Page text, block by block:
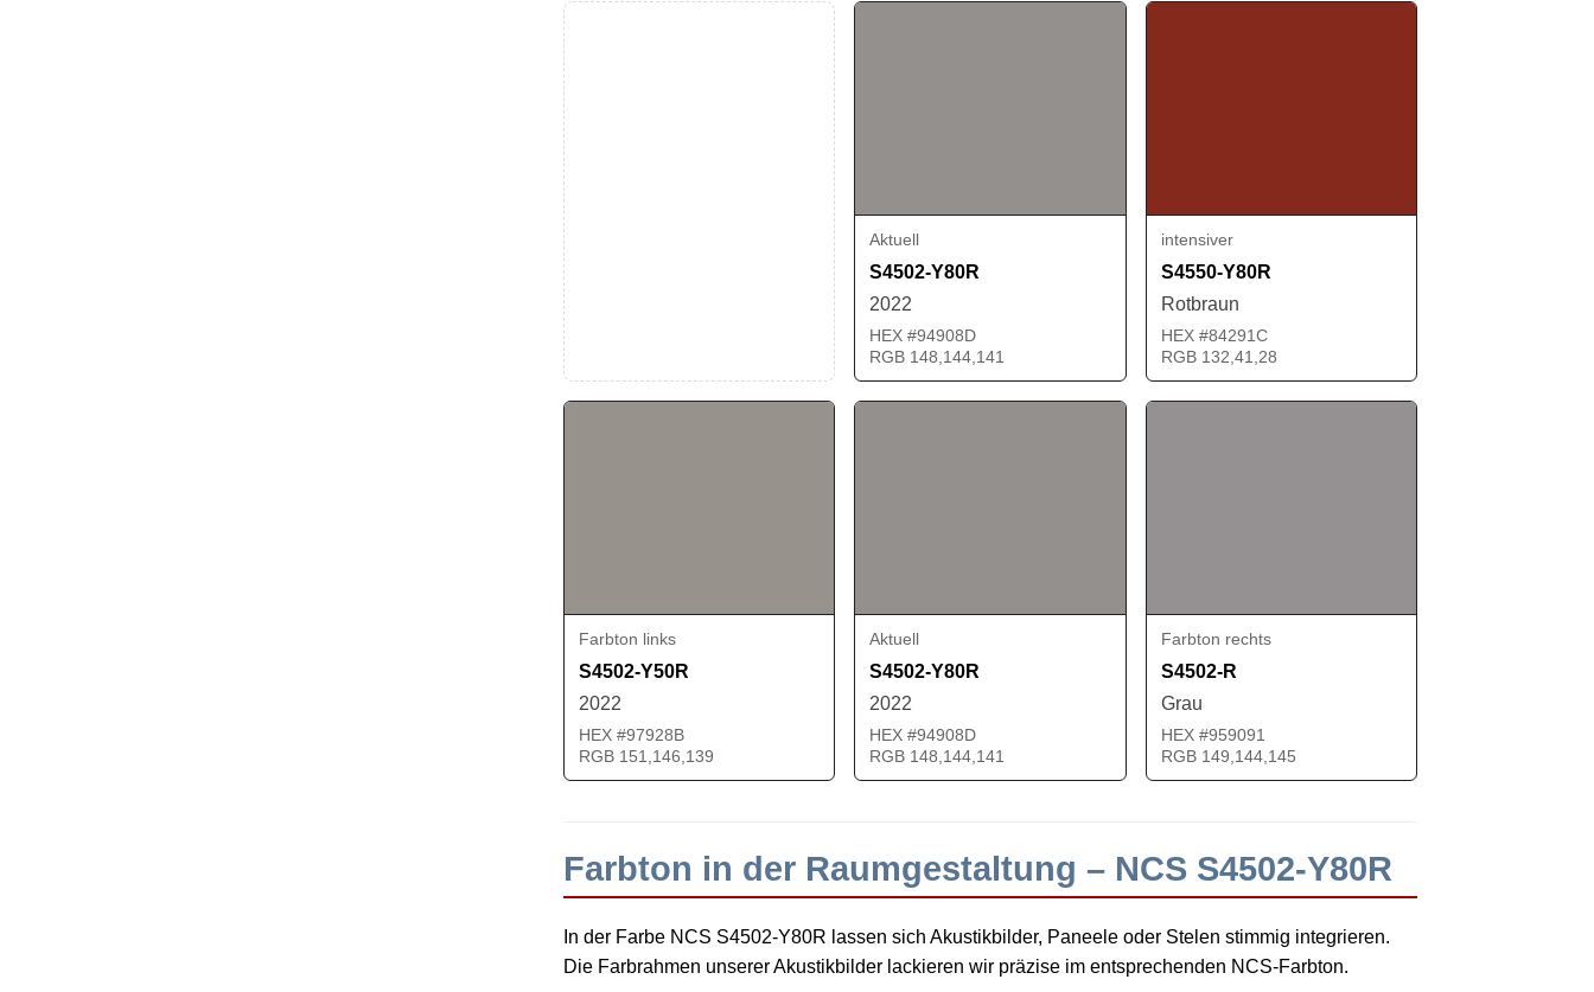
Aktuell
S4502-Y80R
2022
HEX #94908D
RGB 148,144,141
intensiver
S4550-Y80R
Rotbraun
HEX #84291C
RGB 132,41,28
Farbton links
S4502-Y50R
2022
HEX #97928B
RGB 151,146,139
Aktuell
S4502-Y80R
2022
HEX #94908D
RGB 148,144,141
Farbton rechts
S4502-R
Grau
HEX #959091
RGB 149,144,145
Farbton in der Raumgestaltung – NCS S4502-Y80R
In der Farbe NCS S4502-Y80R lassen sich Akustikbilder, Paneele oder Stelen stimmig integrieren.
Die Farbrahmen unserer Akustikbilder lackieren wir präzise im entsprechenden NCS-Farbton.